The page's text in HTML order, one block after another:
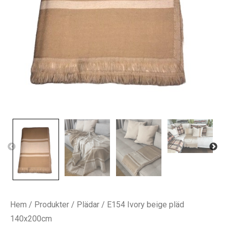
Hem / Produkter / Plädar / E154 Ivory beige pläd
140x200cm